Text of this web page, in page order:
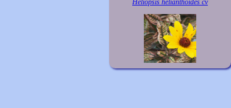
Heliopsis helianthoides cv